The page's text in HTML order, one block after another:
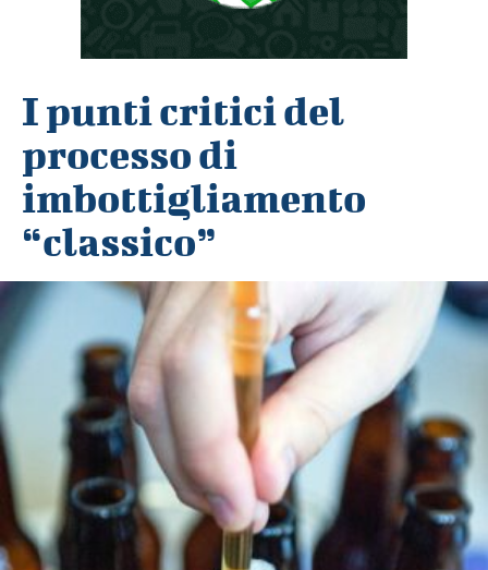
I punti critici del
processo di
imbottigliamento
“classico”